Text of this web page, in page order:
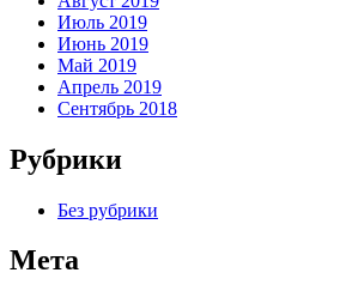
Июль 2019
Июнь 2019
Май 2019
Апрель 2019
Сентябрь 2018
Рубрики
Без рубрики
Мета